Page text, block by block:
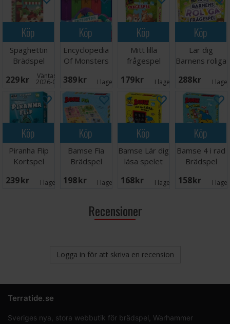
Köp
Spaghettin
Brädspel
229 SEK Väntas in:
2026-09-30
Köp
Encyclopedia
Of Monsters
389 SEK I lager:
Köp
Mitt lilla
frågespel
179 SEK I lager: 6
Köp
Lär dig
Barnens roliga
288 SEK I
Köp
Piranha Flip
Kortspel
239 SEK I lager:
Köp
Bamse Fia
Brädspel
198 SEK I lager:
Köp
Bamse Lär dig
läsa spelet
168 SEK I lager:
Köp
Bamse 4 i rad
Brädspel
158 SEK I
Recensioner
Logga in för att skriva en recension
Terratide.se
Sveriges nya, stora webbutik för brädspel, Warhammer